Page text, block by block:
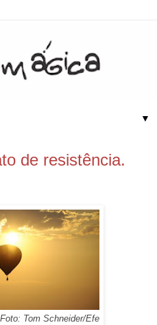
▼
de resistência.
Foto: Tom Schneider/Efe